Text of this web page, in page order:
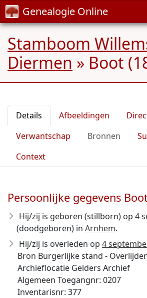
Genealogie Online
Stamboom
Diermen » Boot
Details Afbeeldingen
Verwantschap
Bronnen
Context
Persoonlijke gegevens
Hij/zij is geboren (stillborn) op 4
(doodgeboren) in Arnhem.
Hij/zij is overleden op 4
Bron Burgerlijke stand -
Archieflocatie Gelders Archief
Algemeen Toegangnr: 0207
Inventarisnr: 377